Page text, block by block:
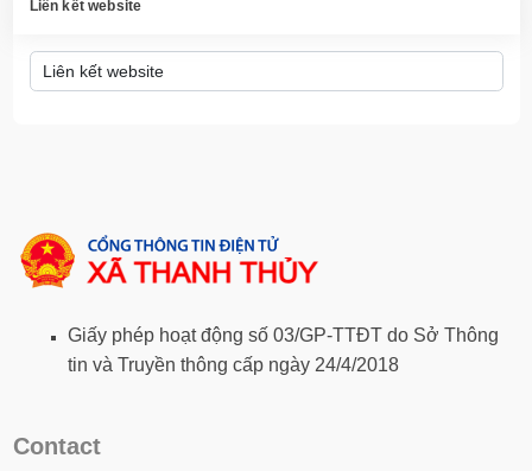
Liên kết website
Giấy phép hoạt động số 03/GP-TTĐT do Sở Thông
tin và Truyền thông cấp ngày 24/4/2018
Contact